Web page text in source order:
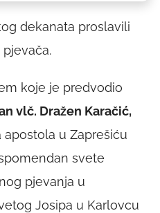
dekanata proslavili
koje je predvodio
vlč. Dražen Karačić,
apostola u Zaprešiću
svete
pjevanja u
Josipa u Karlovcu